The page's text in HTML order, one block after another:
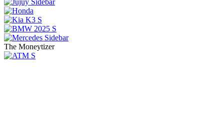
The Moneytizer